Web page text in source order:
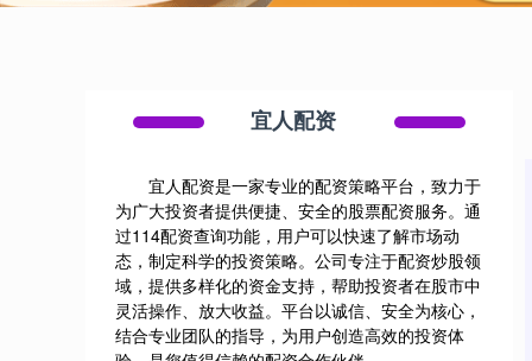
宜人配资
宜人配资是一家专业的配资策略平台，致力于
为广大投资者提供便捷、安全的股票配资服务。通
过114配资查询功能，用户可以快速了解市场动
态，制定科学的投资策略。公司专注于配资炒股领
域，提供多样化的资金支持，帮助投资者在股市中
灵活操作、放大收益。平台以诚信、安全为核心，
结合专业团队的指导，为用户创造高效的投资体